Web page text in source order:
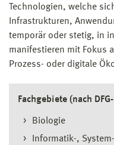
Technologien, welche
Infrastrukturen,
temporär oder stetig, in
manifestieren mit Fokus
Prozess- oder digitale
Fachgebiete (nach
Biologie
Informatik-,